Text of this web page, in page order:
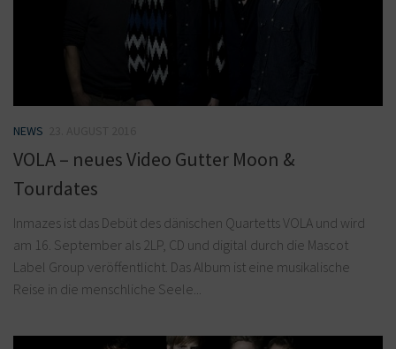
NEWS
VOLA – neues Video Gutter Moon &
Tourdates
Inmazes ist das Debüt des dänischen Quartetts VOLA und wird
am 16. September als 2LP, CD und digital durch die Mascot
Label Group veröffentlicht. Das Album ist eine musikalische
Reise in die menschliche Seele...